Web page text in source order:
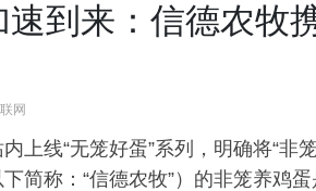
速到来：信德农牧
网
上线“无笼好蛋”系列，明确将“
简称：“信德农牧”）的非笼养鸡